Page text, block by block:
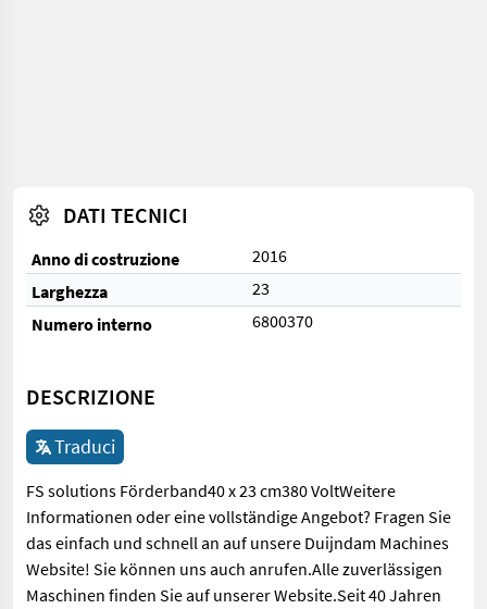
DATI TECNICI
Anno di costruzione
2016
Larghezza
23
Numero interno
6800370
DESCRIZIONE
Traduci
FS solutions Förderband40 x 23 cm380 VoltWeitere
Informationen oder eine vollständige Angebot? Fragen Sie
das einfach und schnell an auf unsere Duijndam Machines
Website! Sie können uns auch anrufen.Alle zuverlässigen
Maschinen finden Sie auf unserer Website.Seit 40 Jahren